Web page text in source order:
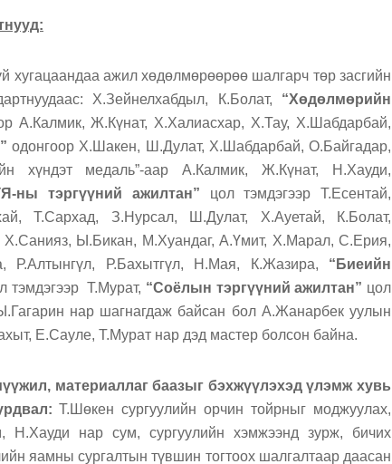
ажил хөдөлмөрөөрөө шалгарч төр засгийн
Х.Зейнелхабдыл, К.Болат, “Хөдөлмөрийн
А.Калмик, Ж.Күнат, Х.Халиасхар, Х.Тау, Х.Шабдарбай,
одонгоор Х.Шакен, Ш.Дулат, Х.Шабдарбай, О.Байгадар,
хүндэт медаль”-аар А.Калмик, Ж.Күнат, Н.Хауди,
ны тэргүүний ажилтан” цол тэмдэгээр Т.Есентай,
Т.Сархад, З.Нурсал, Ш.Дулат, Х.Ауетай, К.Болат,
Ы.Бикан, М.Хуандаг, А.Үмит, Х.Марал, С.Ерия,
Р.Алтынгүл, Р.Бахытгүл, Н.Мая, К.Жазира, “Биеийн
тэмдэгээр Т.Мурат, “Соёлын тэргүүний ажилтан” цол
нар шагнагдаж байсан бол А.Жанарбек уулын
Е.Сауле, Т.Мурат нар дэд мастер болсон байна.
материаллаг баазыг бэхжүүлэхэд үлэмж хувь
Т.Шөкен сургуулийн орчин тойрныг моджуулах,
Н.Хауди нар сум, сургуулийн хэмжээнд зурж, бичих
яамны сургалтын түвшин тогтоох шалгалтаар даасан